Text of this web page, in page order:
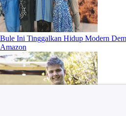
Bule Ini Tinggalkan Hidup Modern
Amazon